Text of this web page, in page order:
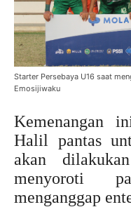
Starter Persebaya U16 saat
Emosijiwaku
Kemenangan
Halil pantas
akan
menyoroti
menganggap